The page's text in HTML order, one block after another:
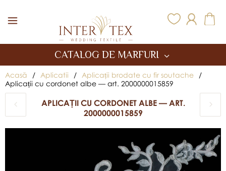
CATALOG DE MARFURI
Acasă / Aplicatii / Aplicații brodate cu fir soutache
/
Aplicații cu cordonet albe — art. 2000000015859
APLICAȚII CU CORDONET ALBE — ART.
2000000015859